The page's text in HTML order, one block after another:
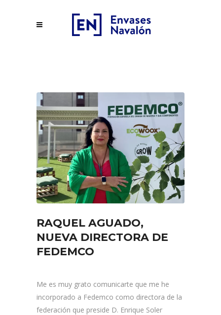
RAQUEL AGUADO,
NUEVA DIRECTORA DE
FEDEMCO
Me es muy grato comunicarte que me he
incorporado a Fedemco como directora de la
federación que preside D. Enrique Soler